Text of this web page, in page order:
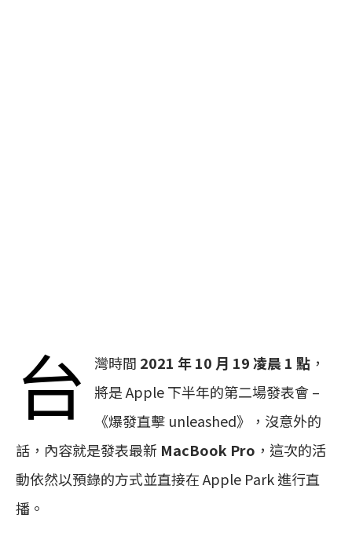
台 灣時間 2021 年 10 月 19 凌晨 1 點 ，
將是 Apple 下半年的第二場發表會 –
《爆發直擊 unleashed》，沒意外的
話，內容就是發表最新 MacBook Pro ，這次的活
動依然以預錄的方式並直接在 Apple Park 進行直
播。